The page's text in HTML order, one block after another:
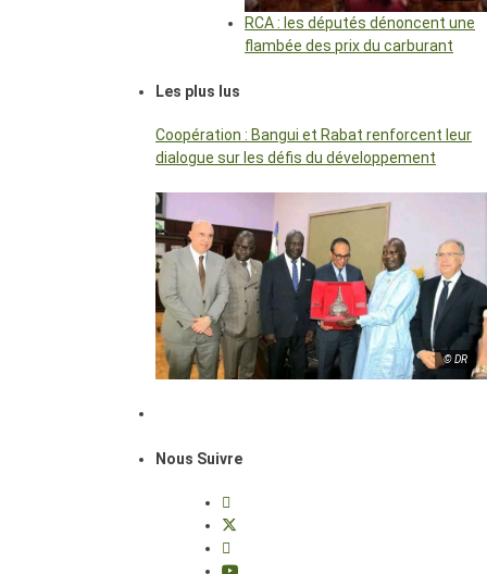
RCA : les députés dénoncent une
flambée des prix du carburant
Les plus lus
Coopération : Bangui et Rabat renforcent leur
dialogue sur les défis du développement
© DR
Nous Suivre